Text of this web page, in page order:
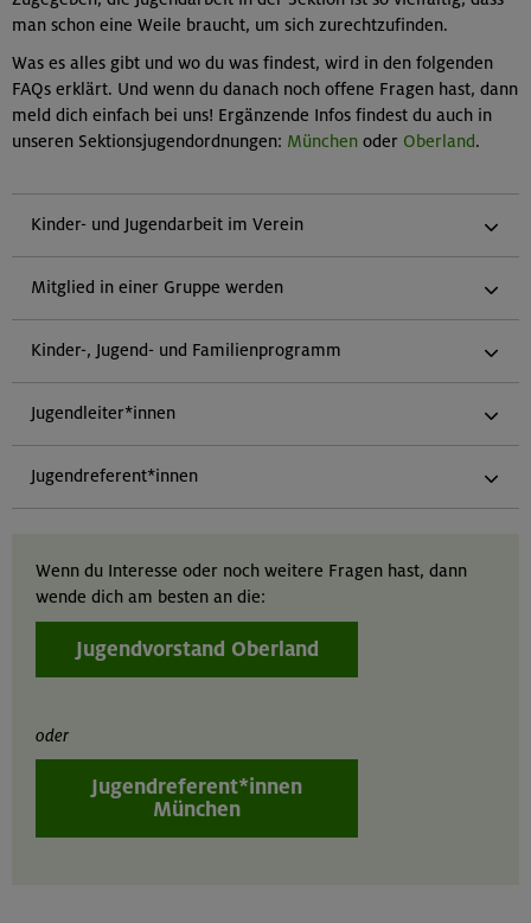
man schon eine Weile braucht, um sich zurechtzufinden.
Was es alles gibt und wo du was findest, wird in den folgenden
FAQs erklärt. Und wenn du danach noch offene Fragen hast, dann
meld dich einfach bei uns! Ergänzende Infos findest du auch in
unseren Sektionsjugendordnungen: München oder Oberland.
Kinder- und Jugendarbeit im Verein
Mitglied in einer Gruppe werden
Kinder-, Jugend- und Familienprogramm
Jugendleiter*innen
Jugendreferent*innen
Wenn du Interesse oder noch weitere Fragen hast, dann
wende dich am besten an die:
Jugendvorstand Oberland
oder
Jugendreferent*innen
München